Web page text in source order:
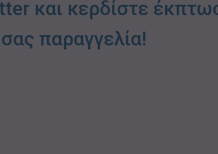
και κερδίστε
παραγγελία!